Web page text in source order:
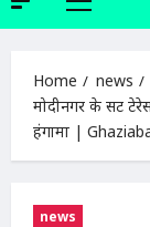
Primary
Home
news
मोदीनगर के सेंट
हंगामा |
news